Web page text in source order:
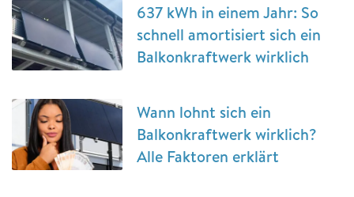
637 kWh in einem Jahr: So
schnell amortisiert sich ein
Balkonkraftwerk wirklich
Wann lohnt sich ein
Balkonkraftwerk wirklich?
Alle Faktoren erklärt